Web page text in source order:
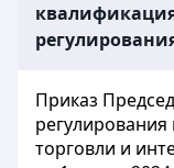
Приказ
торговли и